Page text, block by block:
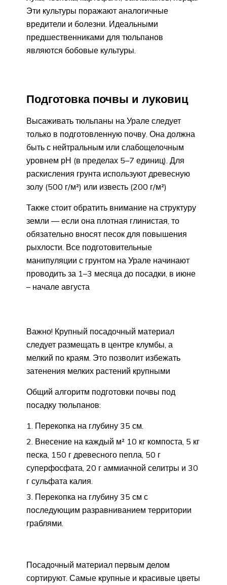
Эти культуры поражают аналогичные
вредители и болезни. Идеальными
предшественниками для тюльпанов
являются бобовые культуры.
Подготовка почвы и луковиц
Высаживать тюльпаны на Урале следует
только в подготовленную почву. Она должна
быть с нейтральным или слабощелочным
уровнем рН (в пределах 5–7 единиц). Для
раскисления грунта используют древесную
золу (500 г/м²) или известь (200 г/м²)
Также стоит обратить внимание на структуру
земли — если она плотная глинистая, то
обязательно вносят песок для повышения
рыхлости. Все подготовительные
манипуляции с грунтом на Урале начинают
проводить за 1–3 месяца до посадки, в июне
– начале августа
Важно! Крупный посадочный материал
следует размещать в центре клумбы, а
мелкий по краям. Это позволит избежать
затенения мелких растений крупными
Общий алгоритм подготовки почвы под
посадку тюльпанов:
Перекопка на глубину 35 см.
Внесение на каждый м² 10 кг компоста, 5 кг
песка, 150 г древесного пепла, 50 г
суперфосфата, 20 г аммиачной селитры и 30
г сульфата калия.
Перекопка на глубину 35 см с
последующим разравниванием территории
граблями.
Посадочный материал первым делом
сортируют. Самые крупные и красивые цветы